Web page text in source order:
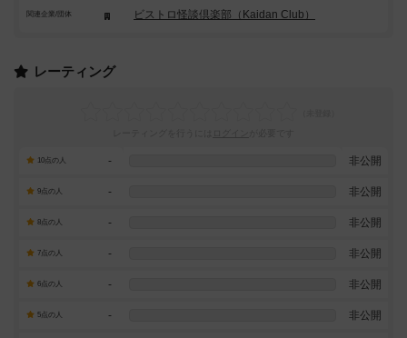
関連企業/団体 ビストロ怪談倶楽部（Kaidan Club）
レーティング
10点の人 - 非公開
9点の人 - 非公開
8点の人 - 非公開
7点の人 - 非公開
6点の人 - 非公開
5点の人 - 非公開